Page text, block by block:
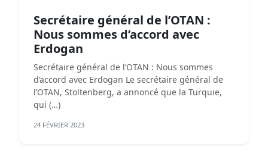
Secrétaire général de l’OTAN :
Nous sommes d’accord avec
Erdogan
Secrétaire général de l’OTAN : Nous sommes
d’accord avec Erdogan Le secrétaire général de
l’OTAN, Stoltenberg, a annoncé que la Turquie,
qui (…)
24 FÉVRIER 2023